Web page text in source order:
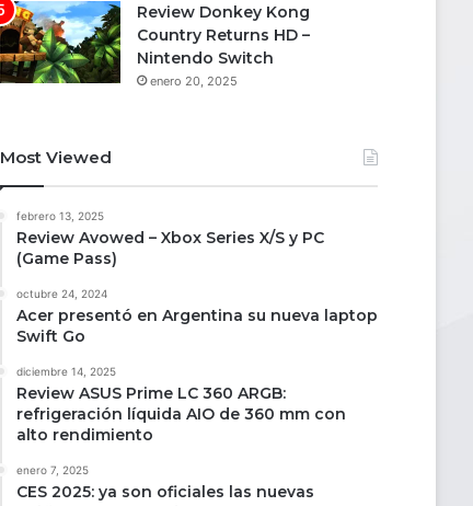
Review Donkey Kong
Country Returns HD –
Nintendo Switch
enero 20, 2025
Most Viewed
febrero 13, 2025
Review Avowed – Xbox Series X/S y PC
(Game Pass)
octubre 24, 2024
Acer presentó en Argentina su nueva laptop
Swift Go
diciembre 14, 2025
Review ASUS Prime LC 360 ARGB:
refrigeración líquida AIO de 360 mm con
alto rendimiento
enero 7, 2025
CES 2025: ya son oficiales las nuevas